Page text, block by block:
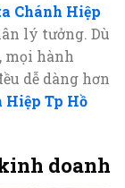
Chánh Hiệp
lý tưởng. Dù
mọi hành
dễ dàng hơn
Tp Hồ
doanh